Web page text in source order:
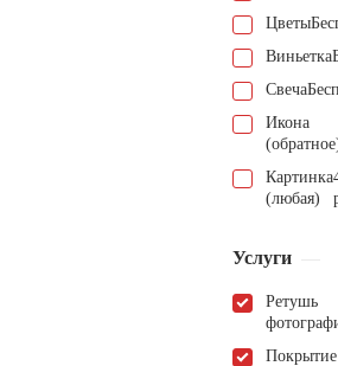
Цветы
Виньетка
Свеча
Икона
Картинка
(любая)
Услуги
Ретушь
Покрытие